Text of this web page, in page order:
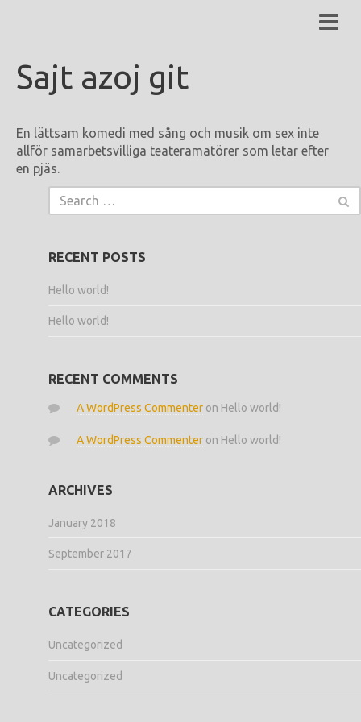
טעאַטער־אַמאַטאָרן
Sajt azoj git
En lättsam komedi med sång och musik om sex inte
allför samarbetsvilliga teateramatörer som letar efter
en pjäs.
RECENT POSTS
Hello world!
Hello world!
RECENT COMMENTS
A WordPress Commenter on Hello world!
A WordPress Commenter on Hello world!
ARCHIVES
January 2018
September 2017
CATEGORIES
Uncategorized
Uncategorized